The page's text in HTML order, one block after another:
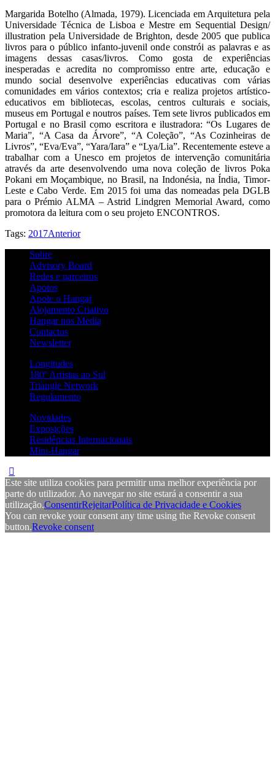
Margarida Botelho (Almada, 1979). Licenciada em Arquitetura pela
Universidade Técnica de Lisboa e Mestre em Sequential Design/
illustration pela Universidade de Brighton, desde 2005 que publica
livros para o público infanto-juvenil onde constrói as palavras e as
imagens dessas casas/livros. Como gosta de experiências
inesperadas e acredita no compromisso entre arte, educação e
mundo social desenvolve experiências educativas com várias
comunidades em vários contextos; cria e realiza projetos artístico-
educativos em bibliotecas, escolas, centros culturais e sociais,
museus em Portugal e noutros países. Tem sete livros publicados em
Portugal e no Brasil como escritora e ilustradora: “Os Lugares de
Maria”, “A Casa da Árvore”, “A Coleção”, “As Cozinheiras de
Livros”, “Eva/Eva”, “Yara/Iara” e “Lya/Lia”. Recentemente esteve a
trabalhar com a Unesco em projetos de intervenção comunitária
através da arte desenvolvendo uma nova coleção de livros Poka
Pokani em Moçambique, no Brasil, na Indonésia, na Índia, Timor-
Leste e Cabo Verde. Em 2015 foi uma das nomeadas pela DGLB
para o Prémio ALMA – Astrid Lindgren Memorial Award, como
promotora da leitura com o seu projeto ENCONTROS.
Tags: 2017Anterior
Sobre
Advisory Board
Redes e parceiros
Apoios
Apoie o Hangar
Alojamento Criativo
Hangar nos Media
Contactos
Newsletter
Longitudes
180º Artistas ao Sul
Triangle Network
Regulamento
Novidades
Exposições
Residências Internacionais
Mini-Hangar
Este site utiliza cookies para permitir uma melhor experiência por
parte do utilizador. Ao navegar no site estará a consentir a sua
utilização.ConsentirRejeitarPolítica de Privacidade e Cookies
You can revoke your consent any time using the Revoke consent
button.Revoke consent